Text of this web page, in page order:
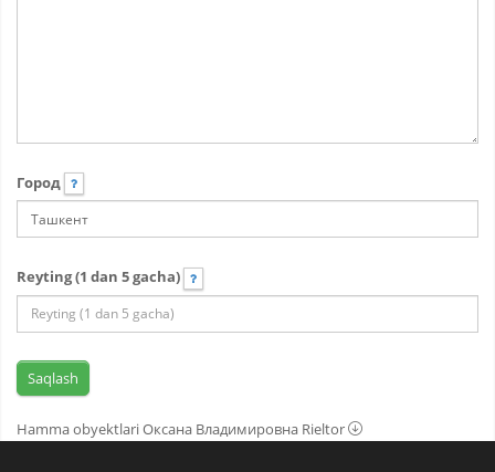
Город
Reyting (1 dan 5 gacha)
Hamma obyektlari Оксана Владимировна Rieltor